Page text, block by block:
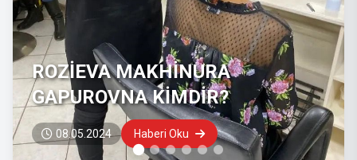
REGNUM GÜZELLİK SALONU
09.06.2023 Haberi Oku